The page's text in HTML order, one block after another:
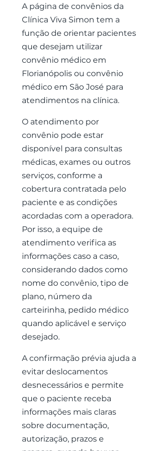
A página de convênios da
Clínica Viva Simon tem a
função de orientar pacientes
que desejam utilizar
convênio médico em
Florianópolis ou convênio
médico em São José para
atendimentos na clínica.
O atendimento por
convênio pode estar
disponível para consultas
médicas, exames ou outros
serviços, conforme a
cobertura contratada pelo
paciente e as condições
acordadas com a operadora.
Por isso, a equipe de
atendimento verifica as
informações caso a caso,
considerando dados como
nome do convênio, tipo de
plano, número da
carteirinha, pedido médico
quando aplicável e serviço
desejado.
A confirmação prévia ajuda a
evitar deslocamentos
desnecessários e permite
que o paciente receba
informações mais claras
sobre documentação,
autorização, prazos e